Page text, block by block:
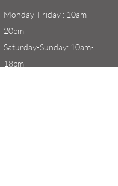
Monday-Friday : 10am-
20pm
Saturday-Sunday: 10am-
18pm